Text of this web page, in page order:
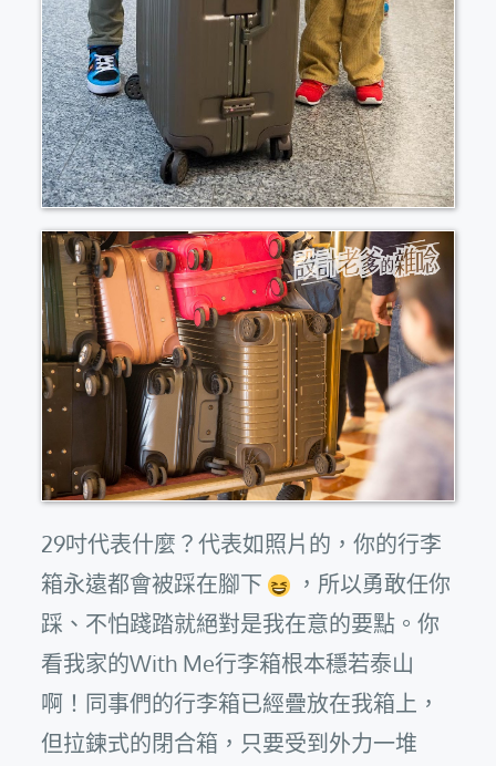
29吋代表什麼？代表如照片的，你的行李
箱永遠都會被踩在腳下
，所以勇敢任你
踩、不怕踐踏就絕對是我在意的要點。你
看我家的With Me行李箱根本穩若泰山
啊！同事們的行李箱已經疊放在我箱上，
但拉鍊式的閉合箱，只要受到外力一堆